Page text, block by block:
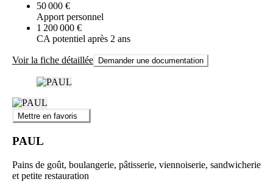
50 000 €
Apport personnel
1 200 000 €
CA potentiel après 2 ans
Voir la fiche détaillée Demander une documentation
Mettre en favoris
PAUL
Pains de goût, boulangerie, pâtisserie, viennoiserie, sandwicherie
et petite restauration